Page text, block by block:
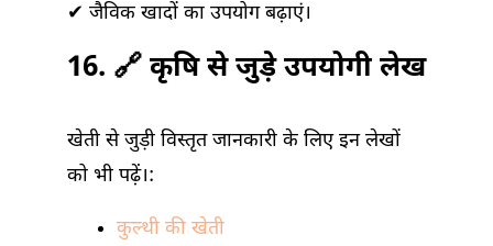
✔ जैविक खादों का उपयोग बढ़ाएं।
16. 🔗 कृषि से जुड़े उपयोगी लेख
खेती से जुड़ी विस्तृत जानकारी के लिए इन लेखों
को भी पढ़ें।:
कुल्थी की खेती